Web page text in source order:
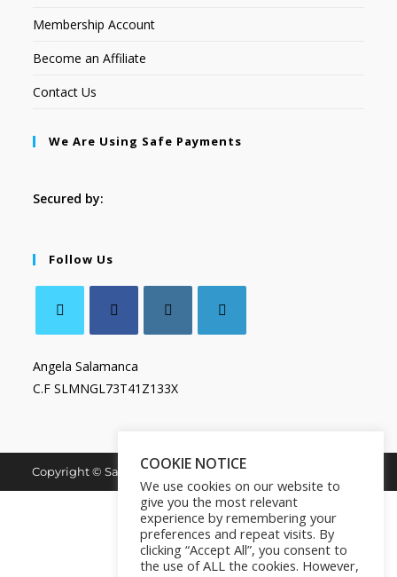
Membership Account
Become an Affiliate
Contact Us
We Are Using Safe Payments
Secured by:
Follow Us
Angela Salamanca
C.F SLMNGL73T41Z133X
Copyright © Salamanca Book & Store. All Rights Reserved.
COOKIE NOTICE
We use cookies on our website to
give you the most relevant
experience by remembering your
preferences and repeat visits. By
clicking “Accept All”, you consent to
the use of ALL the cookies. However,